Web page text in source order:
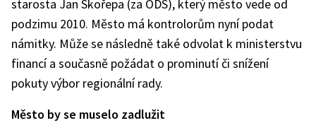
starosta Jan Skořepa (za ODS), který město vede od
podzimu 2010. Město má kontrolorům nyní podat
námitky. Může se následně také odvolat k ministerstvu
financí a současně požádat o prominutí či snížení
pokuty výbor regionální rady.
Město by se muselo zadlužit